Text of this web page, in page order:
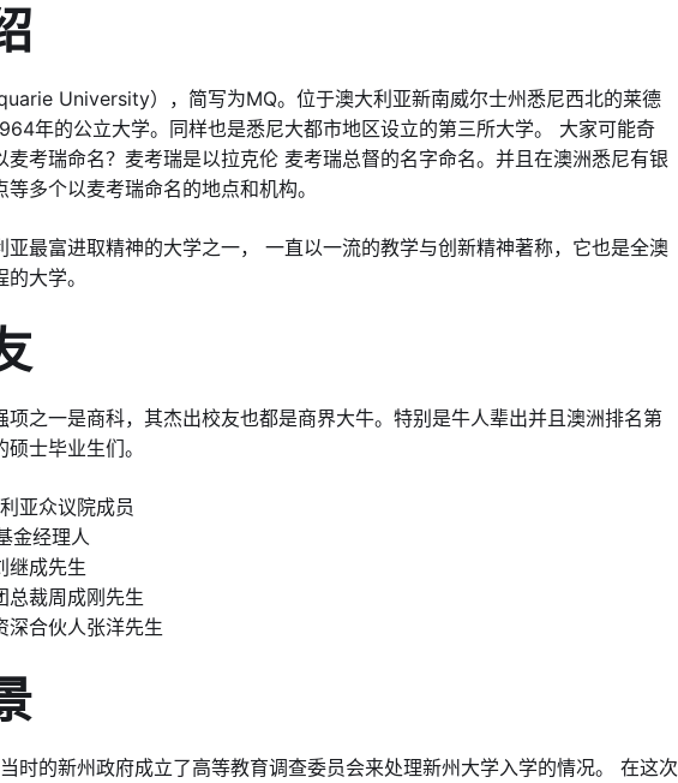
University），简写为MQ。位于澳大利亚新南威尔士州悉尼西北的莱德
年的公立大学。同样也是悉尼大都市地区设立的第三所大学。 大家可能奇
麦考瑞命名？麦考瑞是以拉克伦 麦考瑞总督的名字命名。并且在澳洲悉尼有银
多个以麦考瑞命名的地点和机构。
亚最富进取精神的大学之一， 一直以一流的教学与创新精神著称，它也是全澳
大学。
项之一是商科，其杰出校友也都是商界大牛。特别是牛人辈出并且澳洲排名第
士毕业生们。
亚众议院成员
金经理人
继成先生
总裁周成刚先生
深合伙人张洋先生
时的新州政府成立了高等教育调查委员会来处理新州大学入学的情况。 在这次